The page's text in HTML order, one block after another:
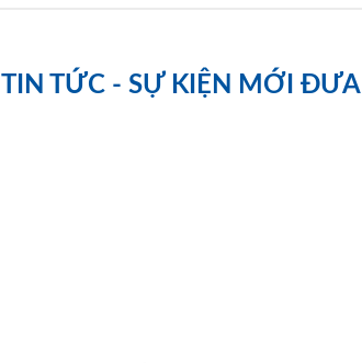
TIN TỨC - SỰ KIỆN MỚI ĐƯA